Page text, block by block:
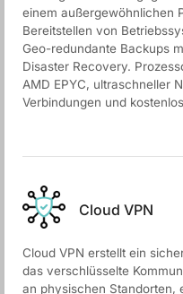
einem außergewöhnlichen
Bereitstellen von
Geo-redundante Backups
Disaster Recovery.
AMD EPYC, ultraschneller
Verbindungen und
Cloud VPN
Cloud VPN erstellt ein
das verschlüsselte
an physischen Standorten,